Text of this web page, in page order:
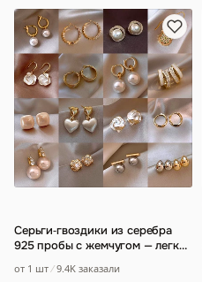
Серьги‑гвоздики из серебра
925 пробы с жемчугом — легкая
от 1 шт 9.4K заказали